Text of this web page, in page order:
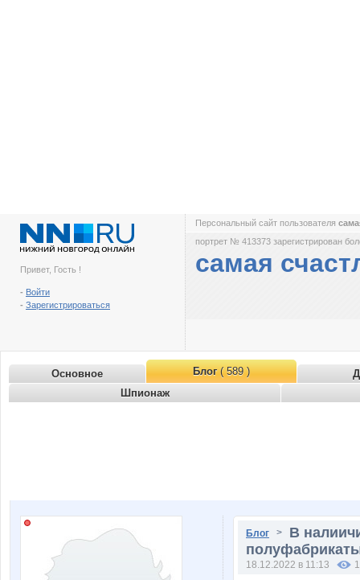
Привет, Гость !
- Войти
- Зарегистрироваться
Персональный сайт пользователя
портрет № 413373 зарегистрирован
самая
Основное Блог( 589 )
Шпионаж
Блог > В
18.12.2022 в 11:13